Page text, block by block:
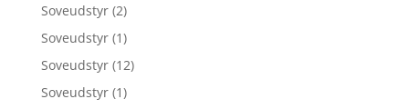
Soveudstyr (2)
Soveudstyr (1)
Soveudstyr (12)
Soveudstyr (1)